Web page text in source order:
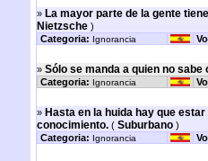
» La mayor parte de la gente
Nietzsche)
Categoria: Ignorancia
» Sólo se manda a quien no
Categoria: Ignorancia
» Hasta en la huida hay que
conocimiento.( Suburbano)
Categoria: Ignorancia